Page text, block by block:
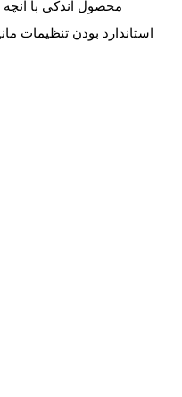
محصول اندکی با
استاندارد بودن تنظیمات